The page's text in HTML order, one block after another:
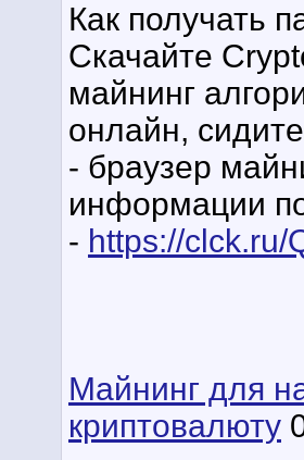
Как получать
Скачайте
майнинг
онлайн,
- браузер
информации
- https://clck.ru/
Майнинг для
криптовалюту